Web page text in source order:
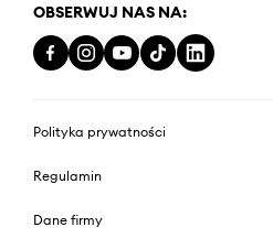
OBSERWUJ NAS NA:
Polityka prywatności
Regulamin
Dane firmy